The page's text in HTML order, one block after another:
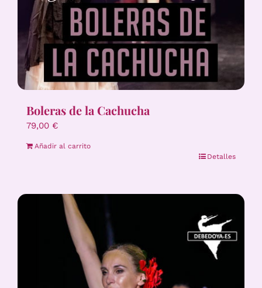
Boleras de la Cachucha
79,00 €
Añadir al carrito
Detalles